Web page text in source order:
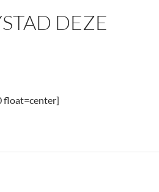
DEZE
float=center]